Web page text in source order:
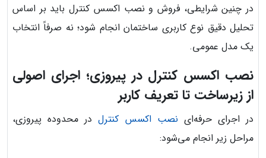
در چنین شرایطی، فروش و نصب اکسس کنترل باید بر اساس
تحلیل دقیق نوع کاربری ساختمان انجام شود؛ نه صرفاً انتخاب
یک مدل عمومی.
نصب اکسس کنترل در پیروزی؛ اجرای اصولی
از زیرساخت تا تعریف کاربر
در اجرای حرفه‌ای نصب اکسس کنترلدر محدوده پیروزی،
مراحل زیر انجام می‌شود: